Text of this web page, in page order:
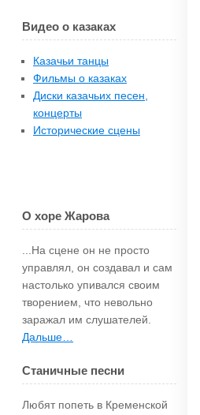
Видео о казаках
Казачьи танцы
Фильмы о казаках
Диски казачьих песен,
концерты
Исторические сцены
О хоре Жарова
...На сцене он не просто
управлял, он создавал и сам
настолько упи­вался своим
творением, что невольно
зара­жал им слушателей.
Дальше…
Станичные песни
Любят попеть в Кременской